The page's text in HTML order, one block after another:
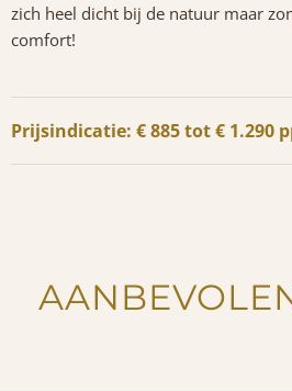
zich heel dicht bij de natuur maar
comfort!
Prijsindicatie: € 885 tot € 1.290